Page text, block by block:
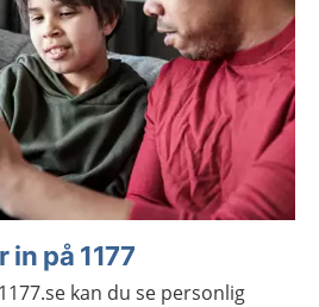
in på 1177
kan du se personlig